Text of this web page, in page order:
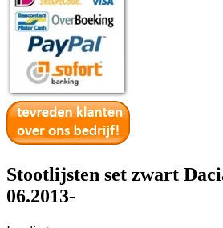
Stootlijsten set zwart
06.2013-